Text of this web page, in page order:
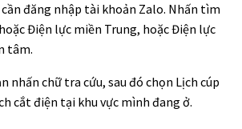
đăng nhập tài khoản Zalo. Nhấn tìm
Điện lực miền Trung, hoặc Điện lực
tâm.
nhấn chữ tra cứu, sau đó chọn Lịch cúp
cắt điện tại khu vực mình đang ở.